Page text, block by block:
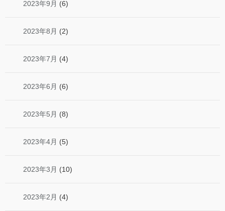
2023年9月 (6)
2023年8月 (2)
2023年7月 (4)
2023年6月 (6)
2023年5月 (8)
2023年4月 (5)
2023年3月 (10)
2023年2月 (4)